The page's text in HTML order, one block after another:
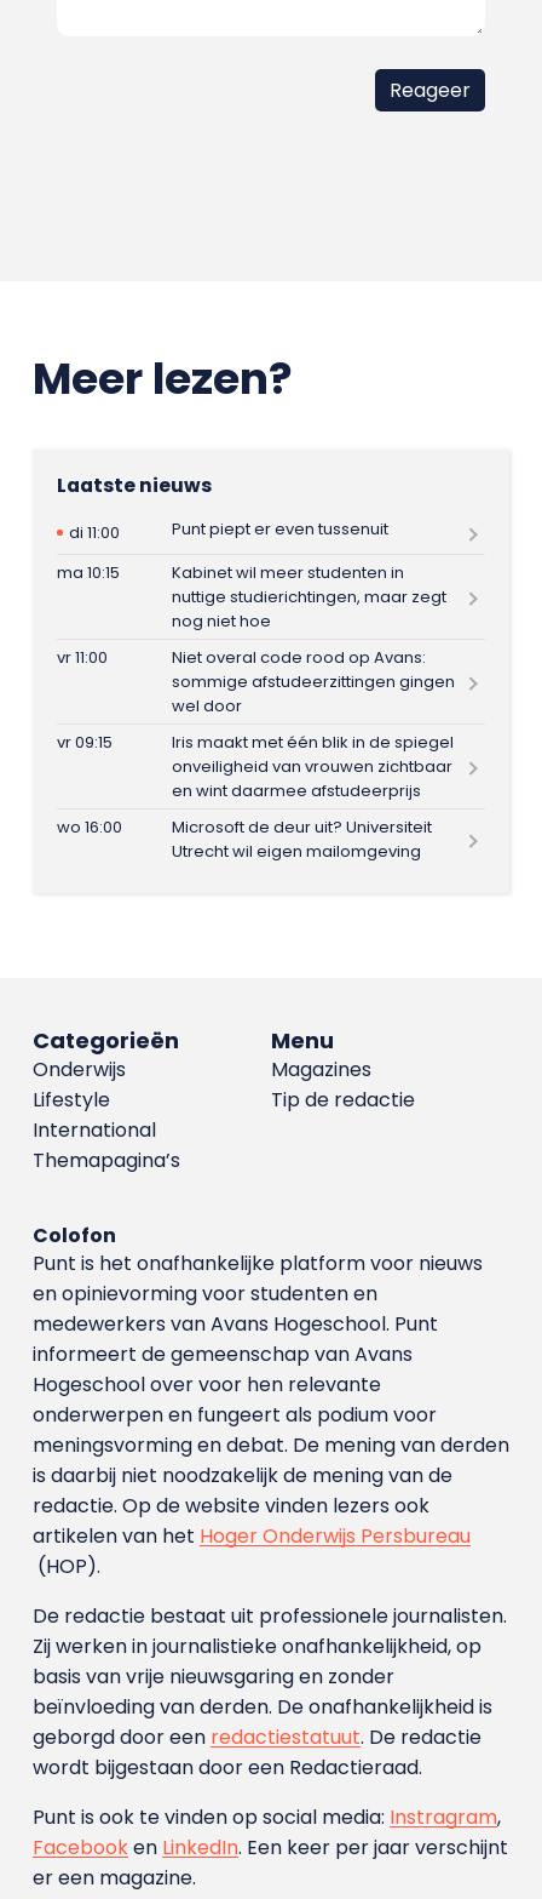
Meer lezen?
Laatste nieuws
di 11:00
Punt piept er even tussenuit
ma 10:15
Kabinet wil meer studenten in
nuttige studierichtingen, maar zegt
nog niet hoe
vr 11:00
Niet overal code rood op Avans:
sommige afstudeerzittingen gingen
wel door
vr 09:15
Iris maakt met één blik in de spiegel
onveiligheid van vrouwen zichtbaar
en wint daarmee afstudeerprijs
wo 16:00
Microsoft de deur uit? Universiteit
Utrecht wil eigen mailomgeving
Menu
Magazines
Tip de redactie
Categorieën
Onderwijs
Lifestyle
International
Themapagina’s
Colofon
Punt is het onafhankelijke platform voor nieuws
en opinievorming voor studenten en
medewerkers van Avans Hoge­school. Punt
informeert de gemeenschap van Avans
Hogeschool over voor hen relevante
onderwerpen en fungeert als podium voor
meningsvorming en debat. De mening van derden
is daarbij niet noodzakelijk de mening van de
redactie. Op de website vinden lezers ook
artikelen van het Hoger Onderwijs Persbureau
(HOP).
De redactie bestaat uit professionele journalisten.
Zij werken in journalistieke onafhankelijkheid, op
basis van vrije nieuwsgaring en zonder
beïnvloeding van derden. De onafhankelijkheid is
geborgd door een redactiestatuut. De redactie
wordt bijgestaan door een Redactieraad.
Punt is ook te vinden op social media: Instragram,
Facebooken LinkedIn. Een keer per jaar verschijnt
er een magazine.